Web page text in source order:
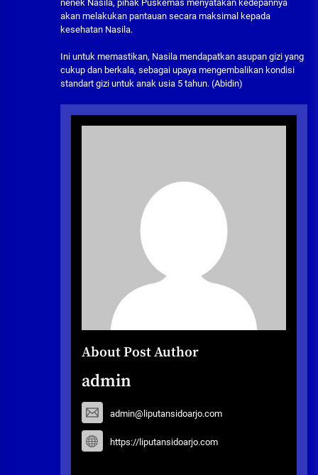
nenek Nasila, pihak Puskemas menyatakan kedepannya
akan melakukan pantauan secara maksimal kepada
kesehatan Nasila.
Ini untuk memastikan, Nasila mendapatkan asupan gizi yang
cukup dan berkala, sebagai upaya mengembalikan kondisi
standart gizi untuk anak usia 5 tahun. (Abidin)
About Post Author
admin
admin@liputansidoarjo.com
https://liputansidoarjo.com